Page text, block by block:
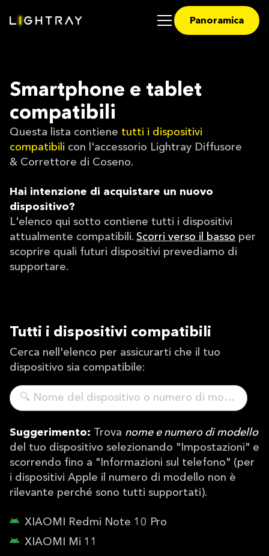
Panoramica
Smartphone e tablet
compatibili
Questa lista contiene tutti i dispositivi
compatibili con l'accessorio Lightray Diffusore
& Correttore di Coseno.
Hai intenzione di acquistare un nuovo
dispositivo?
L'elenco qui sotto contiene tutti i dispositivi
attualmente compatibili. Scorri verso il basso per
scoprire quali futuri dispositivi prevediamo di
supportare.
Tutti i dispositivi compatibili
Cerca nell'elenco per assicurarti che il tuo
dispositivo sia compatibile:
Suggerimento: Trova nome e numero di modello
del tuo dispositivo selezionando "Impostazioni" e
scorrendo fino a "Informazioni sul telefono" (per
i dispositivi Apple il numero di modello non è
rilevante perché sono tutti supportati).
XIAOMI Redmi Note 10 Pro
XIAOMI Mi 11